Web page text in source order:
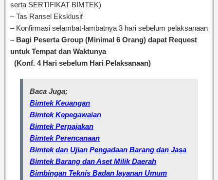
serta SERTIFIKAT BIMTEK)
– Tas Ransel Eksklusif
– Konfirmasi selambat-lambatnya 3 hari sebelum pelaksanaan
– Bagi Peserta Group (Minimal 6 Orang) dapat Request
untuk Tempat dan Waktunya
(Konf. 4 Hari sebelum Hari Pelaksanaan)
Baca Juga;
Bimtek Keuangan
Bimtek Kepegawaian
Bimtek Perpajakan
Bimtek Perencanaan
Bimtek dan Ujian Pengadaan Barang dan Jasa
Bimtek Barang dan Aset Milik Daerah
Bimbingan Teknis Badan layanan Umum